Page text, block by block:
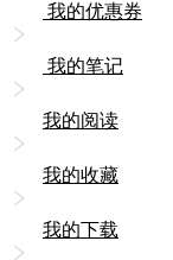
我的优惠券
我的笔记
我的阅读
我的收藏
我的下载